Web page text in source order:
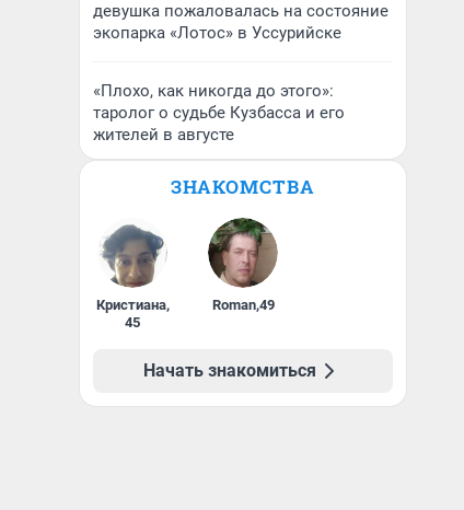
девушка пожаловалась на состояние
экопарка «Лотос» в Уссурийске
«Плохо, как никогда до этого»:
таролог о судьбе Кузбасса и его
жителей в августе
ЗНАКОМСТВА
Кристиана,
45
Roman,49
Начать знакомиться